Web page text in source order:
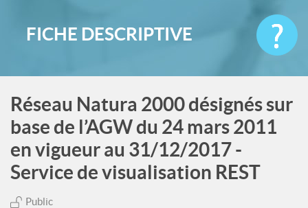
FICHE DESCRIPTIVE
Réseau Natura 2000 désignés sur
base de l’AGW du 24 mars 2011
en vigueur au 31/12/2017 -
Service de visualisation REST
Public